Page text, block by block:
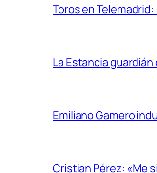
Toros en
La Estancia
Emiliano Gamero
Cristian Pérez: «Me